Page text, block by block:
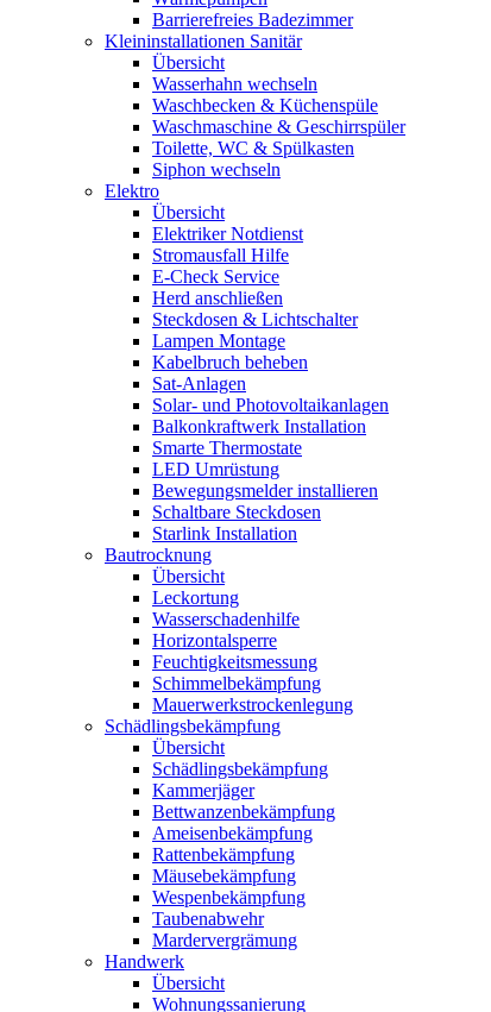
Barrierefreies Badezimmer
Kleininstallationen Sanitär
Übersicht
Wasserhahn wechseln
Waschbecken & Küchenspüle
Waschmaschine & Geschirrspüler
Toilette, WC & Spülkasten
Siphon wechseln
Elektro
Übersicht
Elektriker Notdienst
Stromausfall Hilfe
E-Check Service
Herd anschließen
Steckdosen & Lichtschalter
Lampen Montage
Kabelbruch beheben
Sat-Anlagen
Solar- und Photovoltaikanlagen
Balkonkraftwerk Installation
Smarte Thermostate
LED Umrüstung
Bewegungsmelder installieren
Schaltbare Steckdosen
Starlink Installation
Bautrocknung
Übersicht
Leckortung
Wasserschadenhilfe
Horizontalsperre
Feuchtigkeitsmessung
Schimmelbekämpfung
Mauerwerkstrockenlegung
Schädlingsbekämpfung
Übersicht
Schädlingsbekämpfung
Kammerjäger
Bettwanzenbekämpfung
Ameisenbekämpfung
Rattenbekämpfung
Mäusebekämpfung
Wespenbekämpfung
Taubenabwehr
Mardervergrämung
Handwerk
Übersicht
Wohnungssanierung